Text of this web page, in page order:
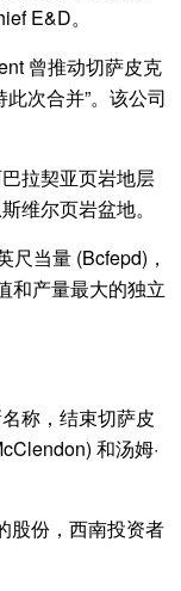
E&D。
曾推动切萨皮克
次合并”。该公司
拉契亚页岩地层
维尔页岩盆地。
当量 (Bcfepd)，
和产量最大的独立
称，结束切萨皮
和汤姆·
股份，西南投资者